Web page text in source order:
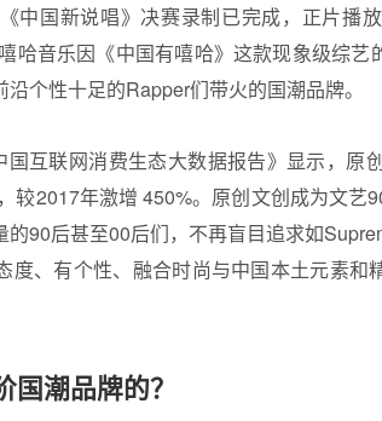
中国新说唱》决赛录制已完成，正片播
哈音乐因《中国有嘻哈》这款现象级综
个性十足的Rapper们带火的国潮品牌。
互联网消费生态大数据报告》显示，原
较2017年激增 450%。原创文创成为文艺
90后甚至00后们，不再盲目追求如
度、有个性、融合时尚与中国本土元素和
潮品牌的？